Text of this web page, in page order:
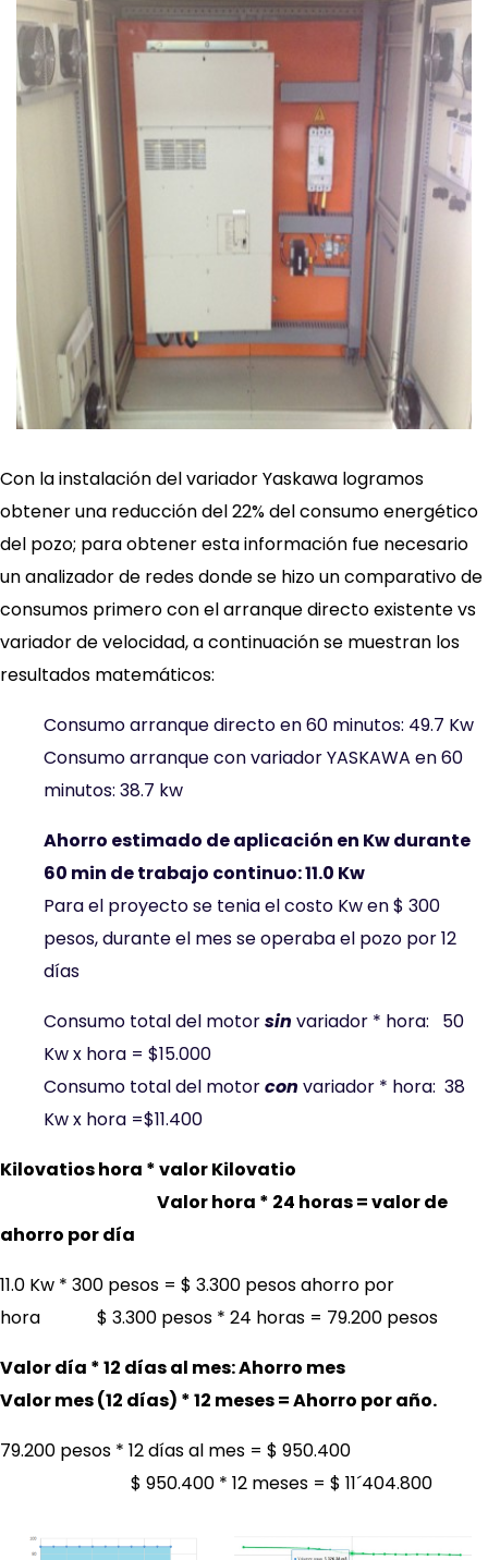
Con la instalación del variador Yaskawa logramos
obtener una reducción del 22% del consumo energético
del pozo; para obtener esta información fue necesario
un analizador de redes donde se hizo un comparativo de
consumos primero con el arranque directo existente vs
variador de velocidad, a continuación se muestran los
resultados matemáticos:
Consumo arranque directo en 60 minutos: 49.7 Kw
Consumo arranque con variador YASKAWA en 60
minutos: 38.7 kw
Ahorro estimado deaplicación en Kwdurante
60 min detrabajo continuo:11.0 Kw
Para el proyecto se tenia el costo Kw en $ 300
pesos, durante el mes se operaba el pozo por 12
días
Consumo total del motorsin variador * hora: 50
Kw x hora = $15.000
Consumo total del motorcon variador * hora: 38
Kw x hora =$11.400
Kilovatios hora *valor Kilovatio
Valorhora * 24 horas = valor de
ahorro por día
11.0 Kw * 300 pesos = $ 3.300 pesos ahorro por
hora $ 3.300 pesos * 24 horas = 79.200 pesos
Valor día * 12 días al mes: Ahorro mes
Valormes (12 días) *12 meses = Ahorro por año.
79.200 pesos * 12 días al mes = $ 950.400
$ 950.400 * 12 meses = $ 11´404.800